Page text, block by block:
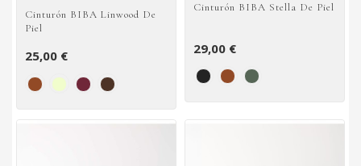
Cinturón BIBA Linwood De
Piel
25,00 €
Cinturón BIBA Stella De Piel
29,00 €